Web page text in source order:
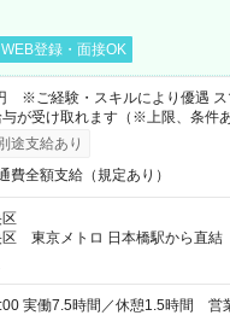
WEB登録・面接OK
※ご経験・スキルにより優遇 ス
が受け取れます（※上限、条件あ
途支給あり
費全額支給（規定あり）
東京メトロ 日本橋駅から直結
に合わせた